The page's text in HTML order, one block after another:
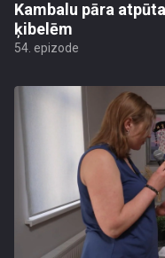
Kambalu pāra
ķibelēm
54. epizode